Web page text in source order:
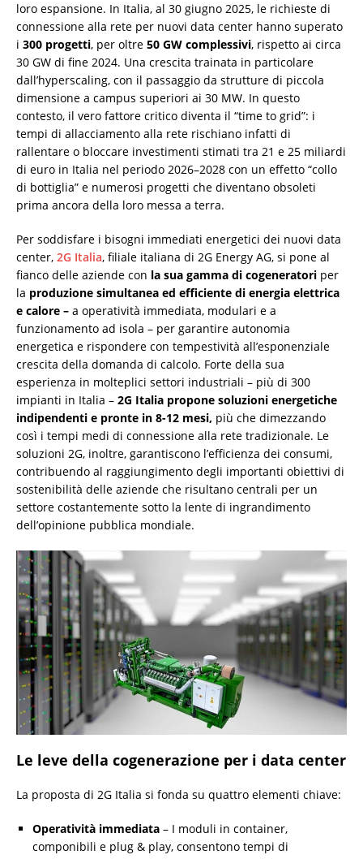
loro espansione. In Italia, al 30 giugno 2025, le richieste di
connessione alla rete per nuovi data center hanno superato
i 300 progetti, per oltre 50 GW complessivi, rispetto ai circa
30 GW di fine 2024. Una crescita trainata in particolare
dall’hyperscaling, con il passaggio da strutture di piccola
dimensione a campus superiori ai 30 MW. In questo
contesto, il vero fattore critico diventa il “time to grid”: i
tempi di allacciamento alla rete rischiano infatti di
rallentare o bloccare investimenti stimati tra 21 e 25 miliardi
di euro in Italia nel periodo 2026–2028 con un effetto “collo
di bottiglia” e numerosi progetti che diventano obsoleti
prima ancora della loro messa a terra.
Per soddisfare i bisogni immediati energetici dei nuovi data
center, 2G Italia, filiale italiana di 2G Energy AG, si pone al
fianco delle aziende con la sua gamma di cogeneratori per
la produzione simultanea ed efficiente di energia elettrica
e calore – a operatività immediata, modulari e a
funzionamento ad isola – per garantire autonomia
energetica e rispondere con tempestività all’esponenziale
crescita della domanda di calcolo. Forte della sua
esperienza in molteplici settori industriali – più di 300
impianti in Italia – 2G Italia propone soluzioni energetiche
indipendenti e pronte in 8-12 mesi, più che dimezzando
così i tempi medi di connessione alla rete tradizionale. Le
soluzioni 2G, inoltre, garantiscono l’efficienza dei consumi,
contribuendo al raggiungimento degli importanti obiettivi di
sostenibilità delle aziende che risultano centrali per un
settore costantemente sotto la lente di ingrandimento
dell’opinione pubblica mondiale.
Le leve della cogenerazione per i data center
La proposta di 2G Italia si fonda su quattro elementi chiave:
Operatività immediata – I moduli in container,
componibili e plug & play, consentono tempi di